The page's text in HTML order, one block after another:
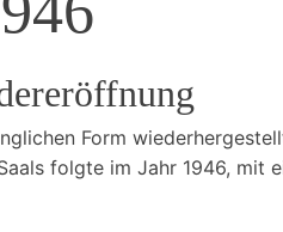
Form
folgte im Jahr 1946, mit